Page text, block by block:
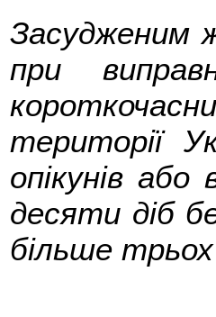
Засудженим
при
території
опікунів
десяти діб
більше трьох